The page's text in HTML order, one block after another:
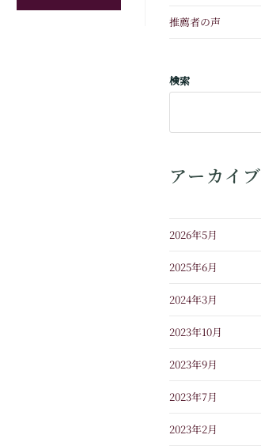
推薦者の声
検索
アーカイブ
2026年5月
2025年6月
2024年3月
2023年10月
2023年9月
2023年7月
2023年2月